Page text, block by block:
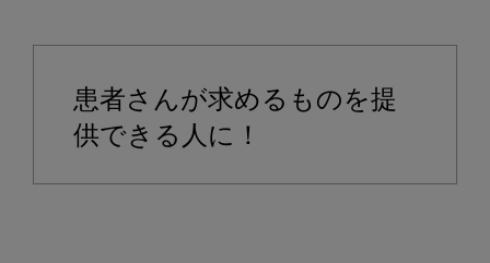
患者さんが求めるものを提
供できる人に！